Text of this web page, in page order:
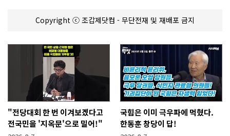
Copyright ⓒ 조갑제닷컴 - 무단전재 및 재배포 금지
"전당대회 한 번 이겨보겠다고
전국민을 '지옥문'으로 밀어!"
국힘은 이미 극우파에 먹혔다.
한동훈 창당이 답!